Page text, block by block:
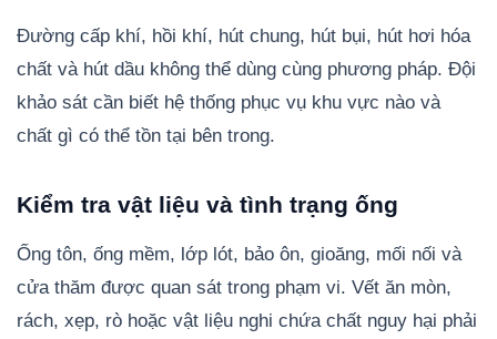
Đường cấp khí, hồi khí, hút chung, hút bụi, hút hơi hóa
chất và hút dầu không thể dùng cùng phương pháp. Đội
khảo sát cần biết hệ thống phục vụ khu vực nào và
chất gì có thể tồn tại bên trong.
Kiểm tra vật liệu và tình trạng ống
Ống tôn, ống mềm, lớp lót, bảo ôn, gioăng, mối nối và
cửa thăm được quan sát trong phạm vi. Vết ăn mòn,
rách, xẹp, rò hoặc vật liệu nghi chứa chất nguy hại phải